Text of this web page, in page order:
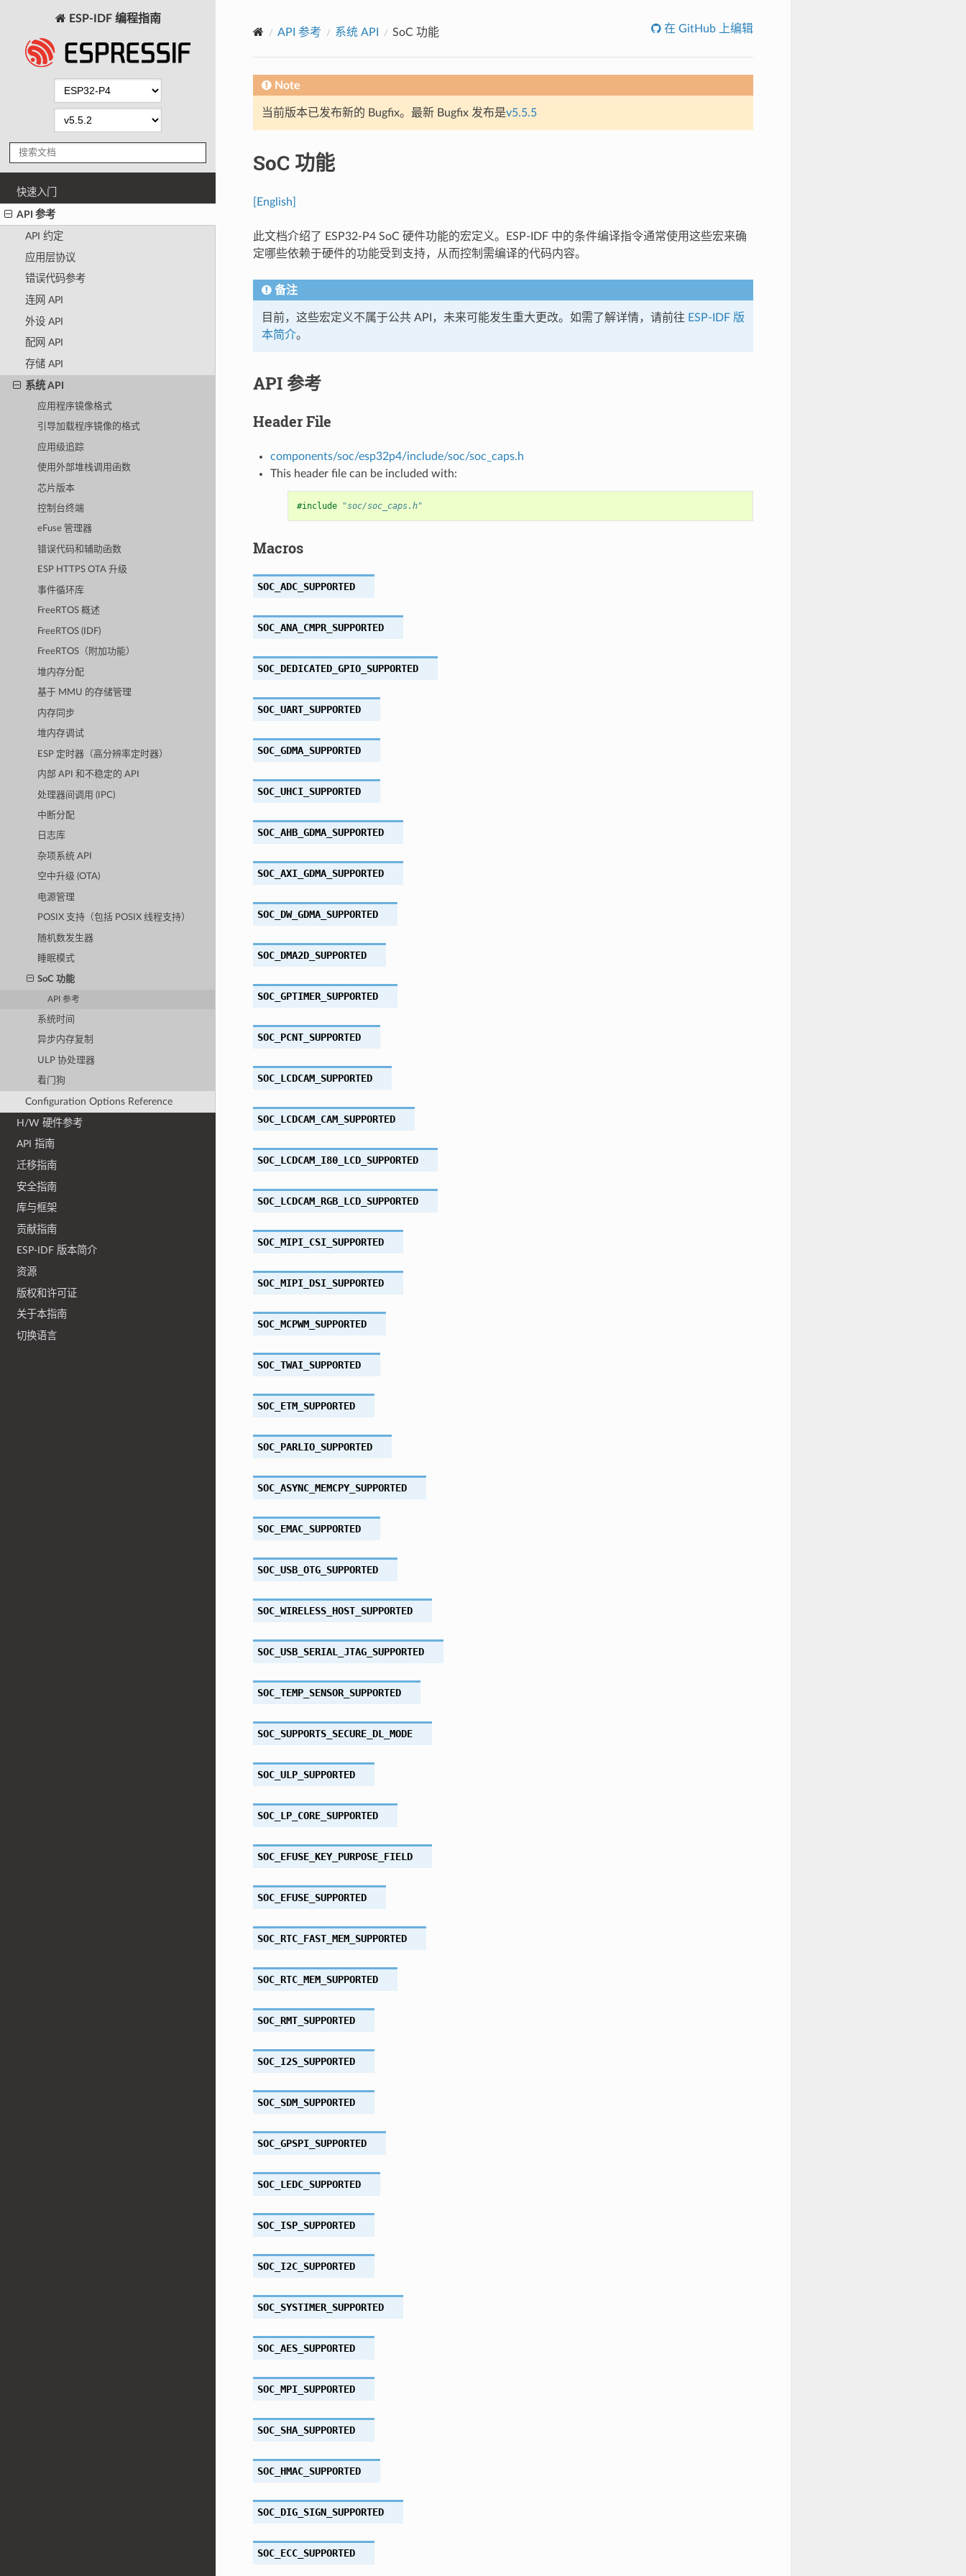
ESP-IDF 编程指南
快速入门
API 参考
API 约定
应用层协议
错误代码参考
连网 API
外设 API
配网 API
存储 API
系统 API
应用程序镜像格式
引导加载程序镜像的格式
应用级追踪
使用外部堆栈调用函数
芯片版本
控制台终端
eFuse 管理器
错误代码和辅助函数
ESP HTTPS OTA 升级
事件循环库
FreeRTOS 概述
FreeRTOS (IDF)
FreeRTOS（附加功能）
堆内存分配
基于 MMU 的存储管理
内存同步
堆内存调试
ESP 定时器（高分辨率定时器）
内部 API 和不稳定的 API
处理器间调用 (IPC)
中断分配
日志库
杂项系统 API
空中升级 (OTA)
电源管理
POSIX 支持（包括 POSIX 线程支持）
随机数发生器
睡眠模式
SoC 功能
API 参考
系统时间
异步内存复制
ULP 协处理器
看门狗
Configuration Options Reference
H/W 硬件参考
API 指南
迁移指南
安全指南
库与框架
贡献指南
ESP-IDF 版本简介
资源
版权和许可证
关于本指南
切换语言
API 参考 系统 API SoC 功能 在 GitHub 上编辑
Note
当前版本已发布新的 Bugfix。最新 Bugfix 发布是v5.5.5
SoC 功能
[English]
此文档介绍了 ESP32-P4 SoC 硬件功能的宏定义。ESP-IDF 中的条件编译指令通常使用这些宏来确
定哪些依赖于硬件的功能受到支持，从而控制需编译的代码内容。
备注
目前，这些宏定义不属于公共 API，未来可能发生重大更改。如需了解详情，请前往 ESP-IDF 版
本简介。
API 参考
Header File
components/soc/esp32p4/include/soc/soc_caps.h
This header file can be included with:
#include "soc/soc_caps.h"
Macros
SOC_ADC_SUPPORTED
SOC_ANA_CMPR_SUPPORTED
SOC_DEDICATED_GPIO_SUPPORTED
SOC_UART_SUPPORTED
SOC_GDMA_SUPPORTED
SOC_UHCI_SUPPORTED
SOC_AHB_GDMA_SUPPORTED
SOC_AXI_GDMA_SUPPORTED
SOC_DW_GDMA_SUPPORTED
SOC_DMA2D_SUPPORTED
SOC_GPTIMER_SUPPORTED
SOC_PCNT_SUPPORTED
SOC_LCDCAM_SUPPORTED
SOC_LCDCAM_CAM_SUPPORTED
SOC_LCDCAM_I80_LCD_SUPPORTED
SOC_LCDCAM_RGB_LCD_SUPPORTED
SOC_MIPI_CSI_SUPPORTED
SOC_MIPI_DSI_SUPPORTED
SOC_MCPWM_SUPPORTED
SOC_TWAI_SUPPORTED
SOC_ETM_SUPPORTED
SOC_PARLIO_SUPPORTED
SOC_ASYNC_MEMCPY_SUPPORTED
SOC_EMAC_SUPPORTED
SOC_USB_OTG_SUPPORTED
SOC_WIRELESS_HOST_SUPPORTED
SOC_USB_SERIAL_JTAG_SUPPORTED
SOC_TEMP_SENSOR_SUPPORTED
SOC_SUPPORTS_SECURE_DL_MODE
SOC_ULP_SUPPORTED
SOC_LP_CORE_SUPPORTED
SOC_EFUSE_KEY_PURPOSE_FIELD
SOC_EFUSE_SUPPORTED
SOC_RTC_FAST_MEM_SUPPORTED
SOC_RTC_MEM_SUPPORTED
SOC_RMT_SUPPORTED
SOC_I2S_SUPPORTED
SOC_SDM_SUPPORTED
SOC_GPSPI_SUPPORTED
SOC_LEDC_SUPPORTED
SOC_ISP_SUPPORTED
SOC_I2C_SUPPORTED
SOC_SYSTIMER_SUPPORTED
SOC_AES_SUPPORTED
SOC_MPI_SUPPORTED
SOC_SHA_SUPPORTED
SOC_HMAC_SUPPORTED
SOC_DIG_SIGN_SUPPORTED
SOC_ECC_SUPPORTED